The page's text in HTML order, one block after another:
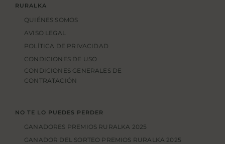
RURALKA
QUIÉNES SOMOS
AVISO LEGAL
POLÍTICA DE PRIVACIDAD
CONDICIONES DE USO
CONDICIONES GENERALES DE
CONTRATACIÓN
NO TE LO PUEDES PERDER
GANADORES PREMIOS RURALKA 2025
GANADOR DEL SORTEO PREMIOS RURALKA 2025